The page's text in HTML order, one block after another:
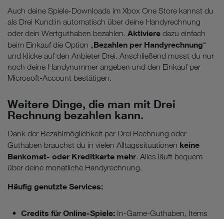
Auch deine Spiele-Downloads im Xbox One Store kannst du
als Drei Kund:in automatisch über deine Handyrechnung
oder dein Wertguthaben bezahlen. Aktiviere dazu einfach
beim Einkauf die Option „Bezahlen per Handyrechnung“
und klicke auf den Anbieter Drei. Anschließend musst du nur
noch deine Handynummer angeben und den Einkauf per
Microsoft-Account bestätigen.
Weitere Dinge, die man mit Drei
Rechnung bezahlen kann.
Dank der Bezahlmöglichkeit per Drei Rechnung oder
Guthaben brauchst du in vielen Alltagssituationen keine
Bankomat- oder Kreditkarte mehr. Alles läuft bequem
über deine monatliche Handyrechnung.
Häufig genutzte Services:
Credits für Online-Spiele: In-Game-Guthaben, Items